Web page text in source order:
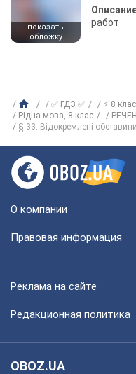
показать
обложку
работ
✅ ГДЗ ✅ ⚡ 8
Рідна мова, 8 клас
§ 33. Відокремлені обставини
О компании
Правовая информация
Реклама на сайте
Редакционная политика
OBOZ.UA